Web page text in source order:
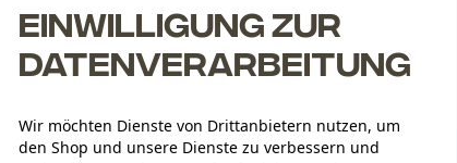
Einwilligung zur
Datenverarbeitung
Wir möchten Dienste von Drittanbietern nutzen, um
den Shop und unsere Dienste zu verbessern und